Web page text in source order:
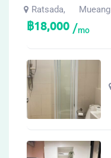
Ratsada, Mueang
฿18,000 mo